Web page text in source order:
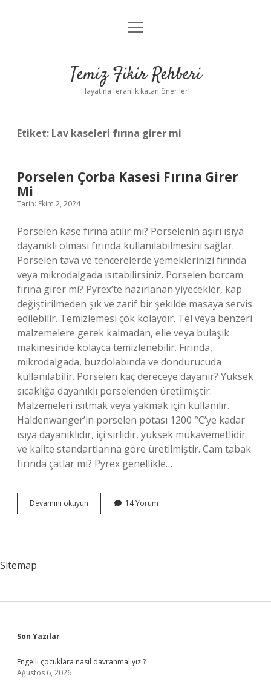
Anasayfa
Yasal Uyarı
menüyü
Temiz Fikir Rehberi
Hayatına ferahlık katan öneriler!
Etiket: Lav kaseleri fırına girer mi
Porselen Çorba Kasesi Fırına Girer
Mi
Tarih: Ekim 2, 2024
Porselen kase fırına atılır mı? Porselenin aşırı ısıya
dayanıklı olması fırında kullanılabilmesini sağlar.
Porselen tava ve tencerelerde yemeklerinizi fırında
veya mikrodalgada ısıtabilirsiniz. Porselen borcam
fırına girer mi? Pyrex’te hazırlanan yiyecekler, kap
değiştirilmeden şık ve zarif bir şekilde masaya servis
edilebilir. Temizlemesi çok kolaydır. Tel veya benzeri
malzemelere gerek kalmadan, elle veya bulaşık
makinesinde kolayca temizlenebilir. Fırında,
mikrodalgada, buzdolabında ve dondurucuda
kullanılabilir. Porselen kaç dereceye dayanır? Yüksek
sıcaklığa dayanıklı porselenden üretilmiştir.
Malzemeleri ısıtmak veya yakmak için kullanılır.
Haldenwanger’in porselen potası 1200 °C’ye kadar
ısıya dayanıklıdır, içi sırlıdır, yüksek mukavemetlidir
ve kalite standartlarına göre üretilmiştir. Cam tabak
fırında çatlar mı? Pyrex genellikle…
Devamını okuyun Porselen
Çorba
14 Yorum
Sitemap
Sidebar
Son Yazılar
Engelli çocuklara nasıl davranmalıyız ?
Ağustos 6, 2026